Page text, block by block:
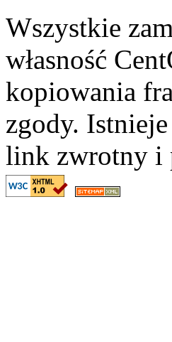
Wszystkie
własność
kopiowania
zgody.
link zwrotny i